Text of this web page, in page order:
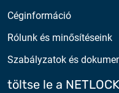
Céginformáció
Rólunk és minősítéseink
Szabályzatok és
töltse le a